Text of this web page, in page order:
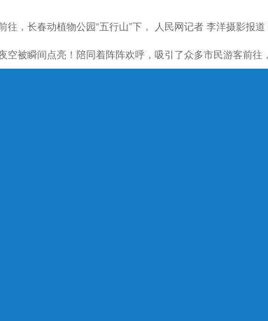
往，长春动植物公园“五行山”下， 人民网记者 李洋摄影报
空被瞬间点亮！陪同着阵阵欢呼，吸引了众多市民游客前